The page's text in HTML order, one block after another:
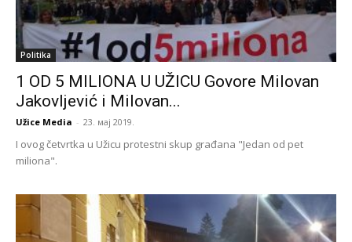
Politika
1 OD 5 MILIONA U UŽICU Govore Milovan
Jakovljević i Milovan...
Užice Media - 23. мај 2019.
I ovog četvrtka u Užicu protestni skup građana "Jedan od pet
miliona".